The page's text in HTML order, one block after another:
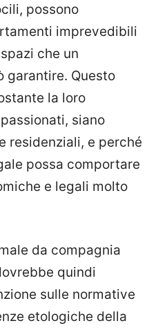
possono
imprevedibili
che un
garantire. Questo
la loro
siano
residenziali, e perché
possa comportare
e legali molto
da compagnia
quindi
sulle normative
etologiche della